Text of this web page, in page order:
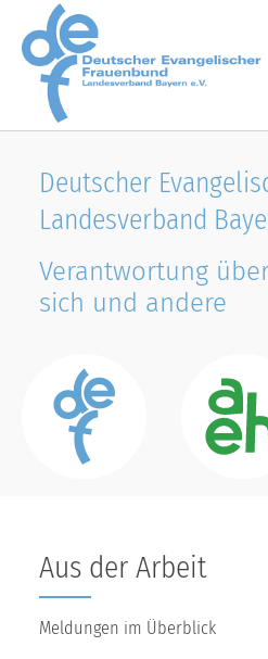
Skip to main content
Deutscher
Landesverband
Verantwortung
sich und andere
Aus der Arbeit
Meldungen im Überblick